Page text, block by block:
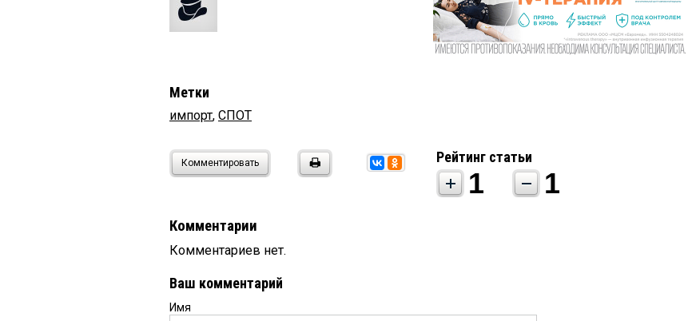
Метки
импорт, СПОТ
Комментировать Рейтинг статьи
1 1
Комментарии
Комментариев нет.
Ваш комментарий
Имя